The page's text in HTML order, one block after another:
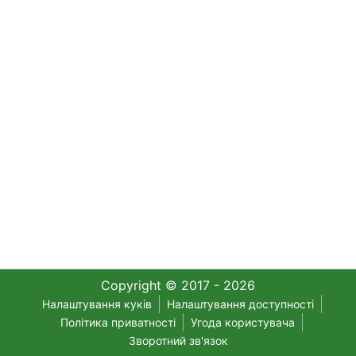
Copyright © 2017 - 2026
Налаштування куків
Налаштування доступності
Політика приватності
Угода користувача
Зворотний зв'язок